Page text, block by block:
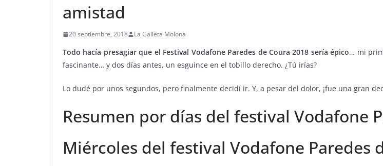
amistad
20 septiembre, 2018 La Galleta Molona
Todo hacía presagiar que el Festival Vodafone Paredes de Coura 2018 sería épico… mi
fascinante… y dos días antes, un esguince en el tobillo derecho. ¿Tú irías?
Lo dudé por unos segundos, pero finalmente decidí ir. Y, a pesar del dolor, ¡fue una gran
Resumen por días del festival Vodafone
Miércoles del festival Vodafone Paredes